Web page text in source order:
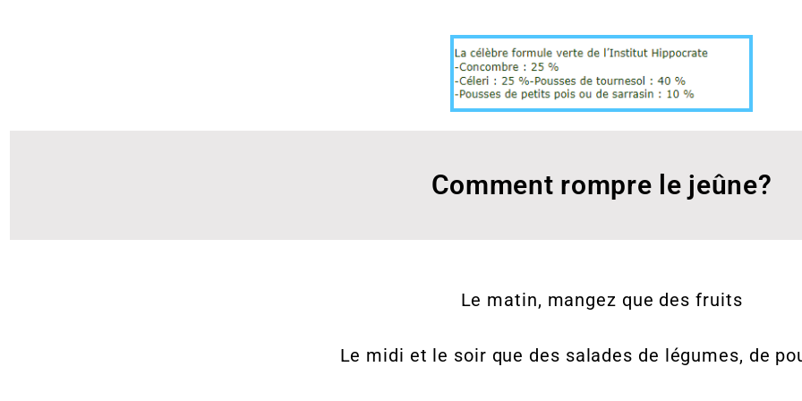
Comment rompre le jeûne?
Le matin, mangez que des fruits
Le midi et le soir que des salades de légumes, de